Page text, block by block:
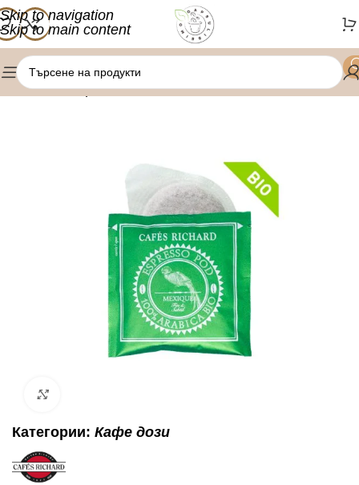
Skip to navigation
Skip to main content
Начало/Кафе дози
Категории: Кафе дози